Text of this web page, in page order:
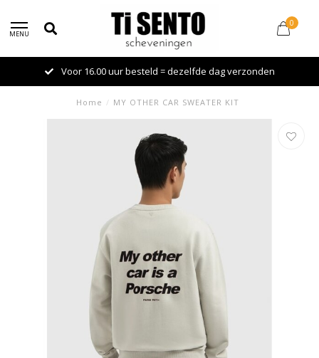
MENU
0
Voor 16.00 uur besteld = dezelfde dag verzonden
Home / MY OTHER CAR SWEATER KIT